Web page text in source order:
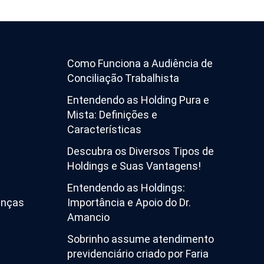
Como Funciona a Audiência de
Conciliação Trabalhista
Entendendo as Holding Pura e
Mista: Definições e
Características
Descubra os Diversos Tipos de
Holdings e Suas Vantagens!
Entendendo as Holdings:
Importância e Apoio do Dr.
Amancio
Sobrinho assume atendimento
previdenciário criado por Faria